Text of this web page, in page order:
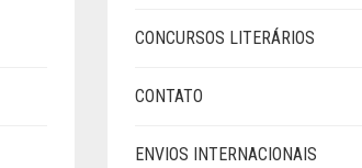
CONCURSOS LITERÁRIOS
CONTATO
ENVIOS INTERNACIONAIS